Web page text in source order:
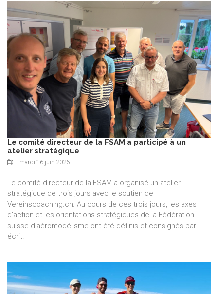
Le comité directeur de la FSAM a participé à un
atelier stratégique
mardi 16 juin 2026
Le comité directeur de la FSAM a organisé un atelier
stratégique de trois jours avec le soutien de
Vereinscoaching.ch. Au cours de ces trois jours, les axes
d'action et les orientations stratégiques de la Fédération
suisse d'aéromodélisme ont été définis et consignés par
écrit.